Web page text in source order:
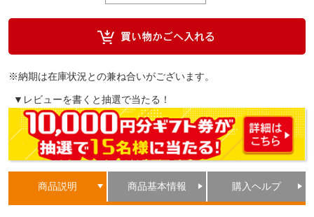
※納期は在庫状況との兼ね合いがございます。
▼レビューを書くと抽選で当たる！
商品説明 商品基本情報 購入ヘルプ